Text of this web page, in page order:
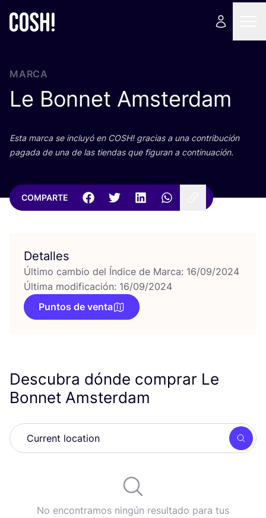
MARCA
Le Bonnet Amsterdam
Esta mar­ca se inclu­yó en COSH! gra­cias a una con­tri­bu­ción
paga­da de una de las tien­das que figu­ran a continuación.
COMPARTE
Detalles
Último cambio del Índice de Marca: 16/09/2024
Última modificación: 16/09/2024
Puntos de venta
Descubra dónde comprar Le
Bonnet Amsterdam
No encontramos ningún resultado para tus